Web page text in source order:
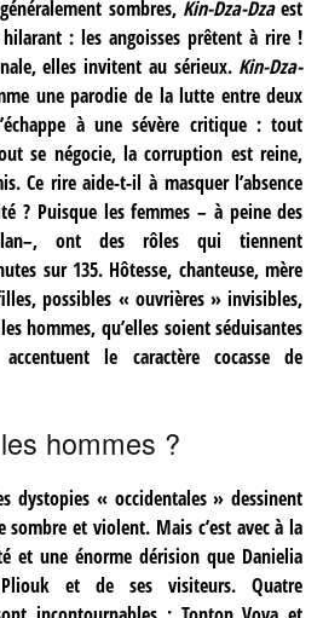
sombres, Kin-Dza-Dzaest
: les angoisses prêtent à rire !
elles invitent au sérieux. Kin-Dza-
une parodie de la lutte entre deux
à une sévère critique : tout
se négocie, la corruption est reine,
Ce rire aide-t-il à masquer l’absence
? Puisque les femmes – à peine des
ont des rôles qui tiennent
sur 135. Hôtesse, chanteuse, mère
possibles « ouvrières » invisibles,
hommes, qu’elles soient séduisantes
le caractère cocasse de
hommes ?
dystopies « occidentales » dessinent
et violent. Mais c’est avec à la
et une énorme dérision que Danielia
et de ses visiteurs. Quatre